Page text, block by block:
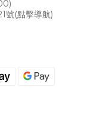
號(點擊導航)